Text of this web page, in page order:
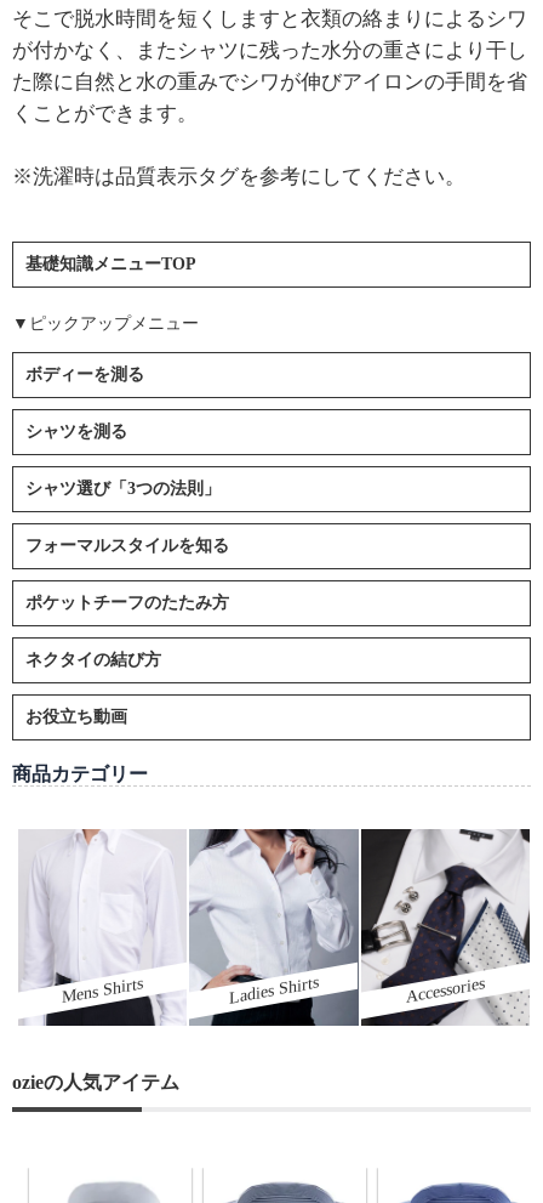
そこで脱水時間を短くしますと衣類の絡まりによるシワ
が付かなく、またシャツに残った水分の重さにより干し
た際に自然と水の重みでシワが伸びアイロンの手間を省
くことができます。
※洗濯時は品質表示タグを参考にしてください。
基礎知識メニューTOP
▼ピックアップメニュー
ボディーを測る
シャツを測る
シャツ選び「3つの法則」
フォーマルスタイルを知る
ポケットチーフのたたみ方
ネクタイの結び方
お役立ち動画
商品カテゴリー
Mens Shirts Ladies Shirts Accessories
ozieの人気アイテム